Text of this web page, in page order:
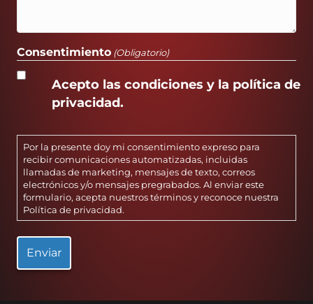
Consentimiento (Obligatorio)
Acepto las condiciones y la política de
privacidad.
Por la presente doy mi consentimiento expreso para
recibir comunicaciones automatizadas, incluidas
llamadas de marketing, mensajes de texto, correos
electrónicos y/o mensajes pregrabados. Al enviar este
formulario, acepta nuestros términos y reconoce nuestra
Política de privacidad.